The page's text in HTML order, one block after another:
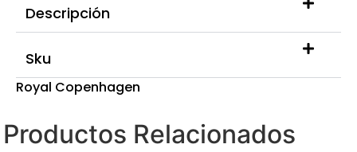
Descripción
Sku
Royal Copenhagen
Productos Relacionados